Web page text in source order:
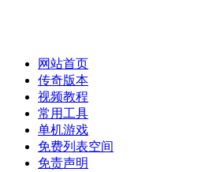
网站首页
传奇版本
视频教程
常用工具
单机游戏
免费列表空间
免责声明